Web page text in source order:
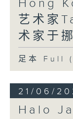
Hong
艺术家
术家于
足本 Full
21/06/
Halo